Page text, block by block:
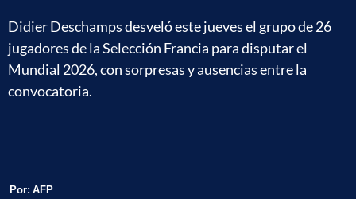
Didier Deschamps desveló este jueves el grupo de 26
jugadores de la Selección Francia para disputar el
Mundial 2026, con sorpresas y ausencias entre la
convocatoria.
Por: AFP